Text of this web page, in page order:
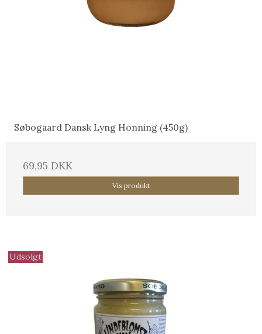
Søbogaard Dansk Lyng Honning (450g)
69,95 DKK
Vis produkt
Udsolgt